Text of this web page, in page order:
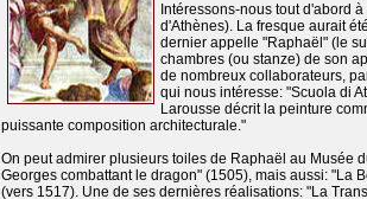
Intéressons-nous tout d'abord
d'Athènes). La fresque aurait
dernier appelle "Raphaël" (le
chambres (ou stanze) de son
de nombreux collaborateurs,
qui nous intéresse: "Scuola di
Larousse décrit la peinture
puissante composition architecturale."
On peut admirer plusieurs toiles de Raphaël au Musée
Georges combattant le dragon" (1505), mais aussi: "La
(vers 1517). Une de ses dernières réalisations: "La